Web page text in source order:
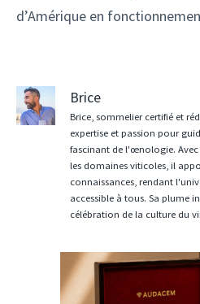
d’Amérique en
Brice
Brice, sommelier certifié et
expertise et passion pour
fascinant de l'œnologie. Avec
les domaines viticoles, il
connaissances, rendant
accessible à tous. Sa plume
célébration de la culture du